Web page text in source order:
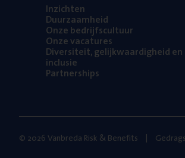
Inzich­ten
Duur­zaam­heid
Onze bedrijfs­cul­tuur
Onze vaca­tu­res
Diver­si­teit, gelijk­waar­dig­heid en
inclusie
Part­ner­ships
© 2026 Vanbreda Risk & Benefits